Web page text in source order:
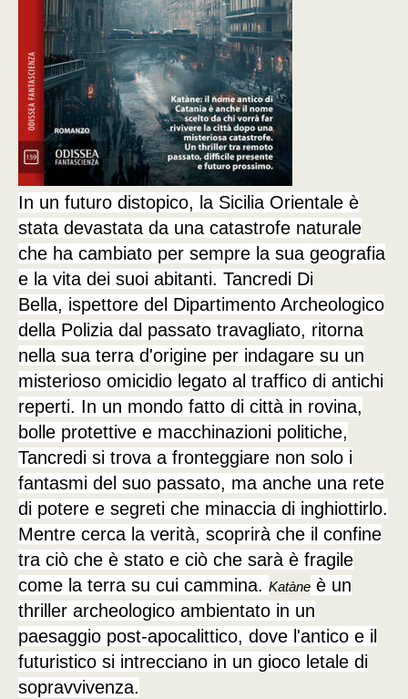
In un futuro distopico, la Sicilia Orientale è
stata devastata da una catastrofe naturale
che ha cambiato per sempre la sua geografia
e la vita dei suoi abitanti. Tancredi Di
Bella, ispettore del Dipartimento Archeologico
della Polizia dal passato travagliato, ritorna
nella sua terra d'origine per indagare su un
misterioso omicidio legato al traffico di antichi
reperti. In un mondo fatto di città in rovina,
bolle protettive e macchinazioni politiche,
Tancredi si trova a fronteggiare non solo i
fantasmi del suo passato, ma anche una rete
di potere e segreti che minaccia di inghiottirlo.
Mentre cerca la verità, scoprirà che il confine
tra ciò che è stato e ciò che sarà è fragile
come la terra su cui cammina. Katàne è un
thriller archeologico ambientato in un
paesaggio post-apocalittico, dove l'antico e il
futuristico si intrecciano in un gioco letale di
sopravvivenza.